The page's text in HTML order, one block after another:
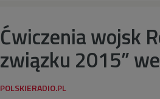
Ćwiczenia wojsk
związku 2015”